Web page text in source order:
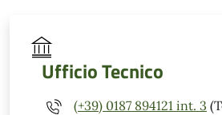
Ufficio Tecnico
(+39) 0187 894121 int. 3